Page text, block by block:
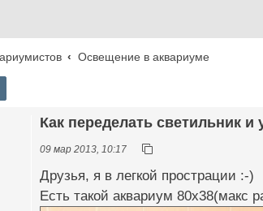
Освещение в аквариуме
Как переделать светильник
09 мар 2013, 10:17
Друзья, я в легкой прострации :-)
Есть такой аквариум 80х38(макс